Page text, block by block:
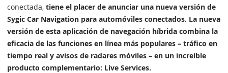
conectada, tiene el placer de anunciar una nueva versión de
Sygic Car Navigation para automóviles conectados. La nueva
versión de esta aplicación de navegación híbrida combina la
eficacia de las funciones en línea más populares – tráfico en
tiempo real y avisos de radares móviles – en un increíble
producto complementario: Live Services.